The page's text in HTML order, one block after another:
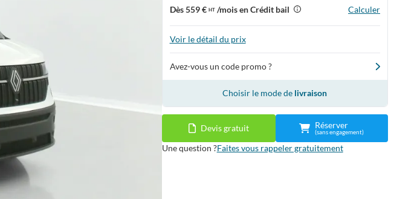
Dès559 € HT/mois en Crédit bail Calculer
Voir le détail du prix
Avez-vous un code promo ?
Choisir le mode de livraison
Devis gratuit Réserver
(sans engagement)
Une question ?Faites vous rappeler gratuitement